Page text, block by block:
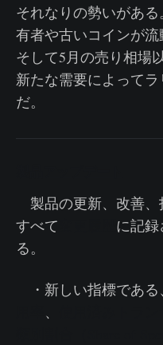
それなりの勢いがあ
有者や古いコインが流
そして5月の売り相場
新たな需要によって
だ。
製品の更新、改善、
すべて
に記
る。
・新しい指標である、
、